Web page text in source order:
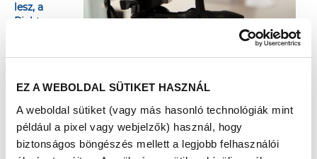
EZ A WEBOLDAL SÜTIKET HASZNÁL
A weboldal sütiket (vagy más hasonló technológiák mint
például a pixel vagy webjelzők) használ, hogy
biztonságos böngészés mellett a legjobb felhasználói
lesz, a
Richter
, hogy azok is részt vehessenek a
rendezvényen, akik személyesen nem tudnak kilátogatni a
Kossuth térre.
Az online aktivitás ugyanúgy értékes forintokat ér a
Somogy Megyei Kaposi Mór Oktató Kórháznak, mint a